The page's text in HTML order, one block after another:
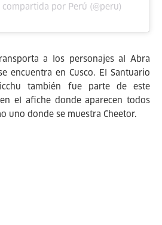
por Perú (@peru)
a los personajes al Abra
encuentra en Cusco. El Santuario
también fue parte de este
el afiche donde aparecen todos
uno donde se muestra Cheetor.